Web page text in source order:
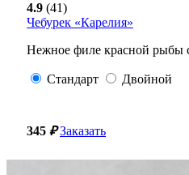
4.9 (41)
Чебурек «Карелия»
Нежное филе красной рыбы
Стандарт Двойной
345 ₽ Заказать